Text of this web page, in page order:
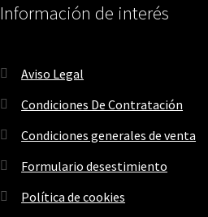
Información de interés
Aviso Legal
Condiciones De Contratación
Condiciones generales de venta
Formulario desestimiento
Política de cookies